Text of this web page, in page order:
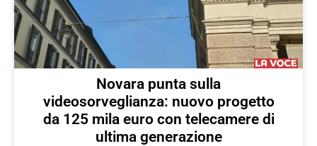
Novara punta sulla
videosorveglianza: nuovo progetto
da 125 mila euro con telecamere di
ultima generazione